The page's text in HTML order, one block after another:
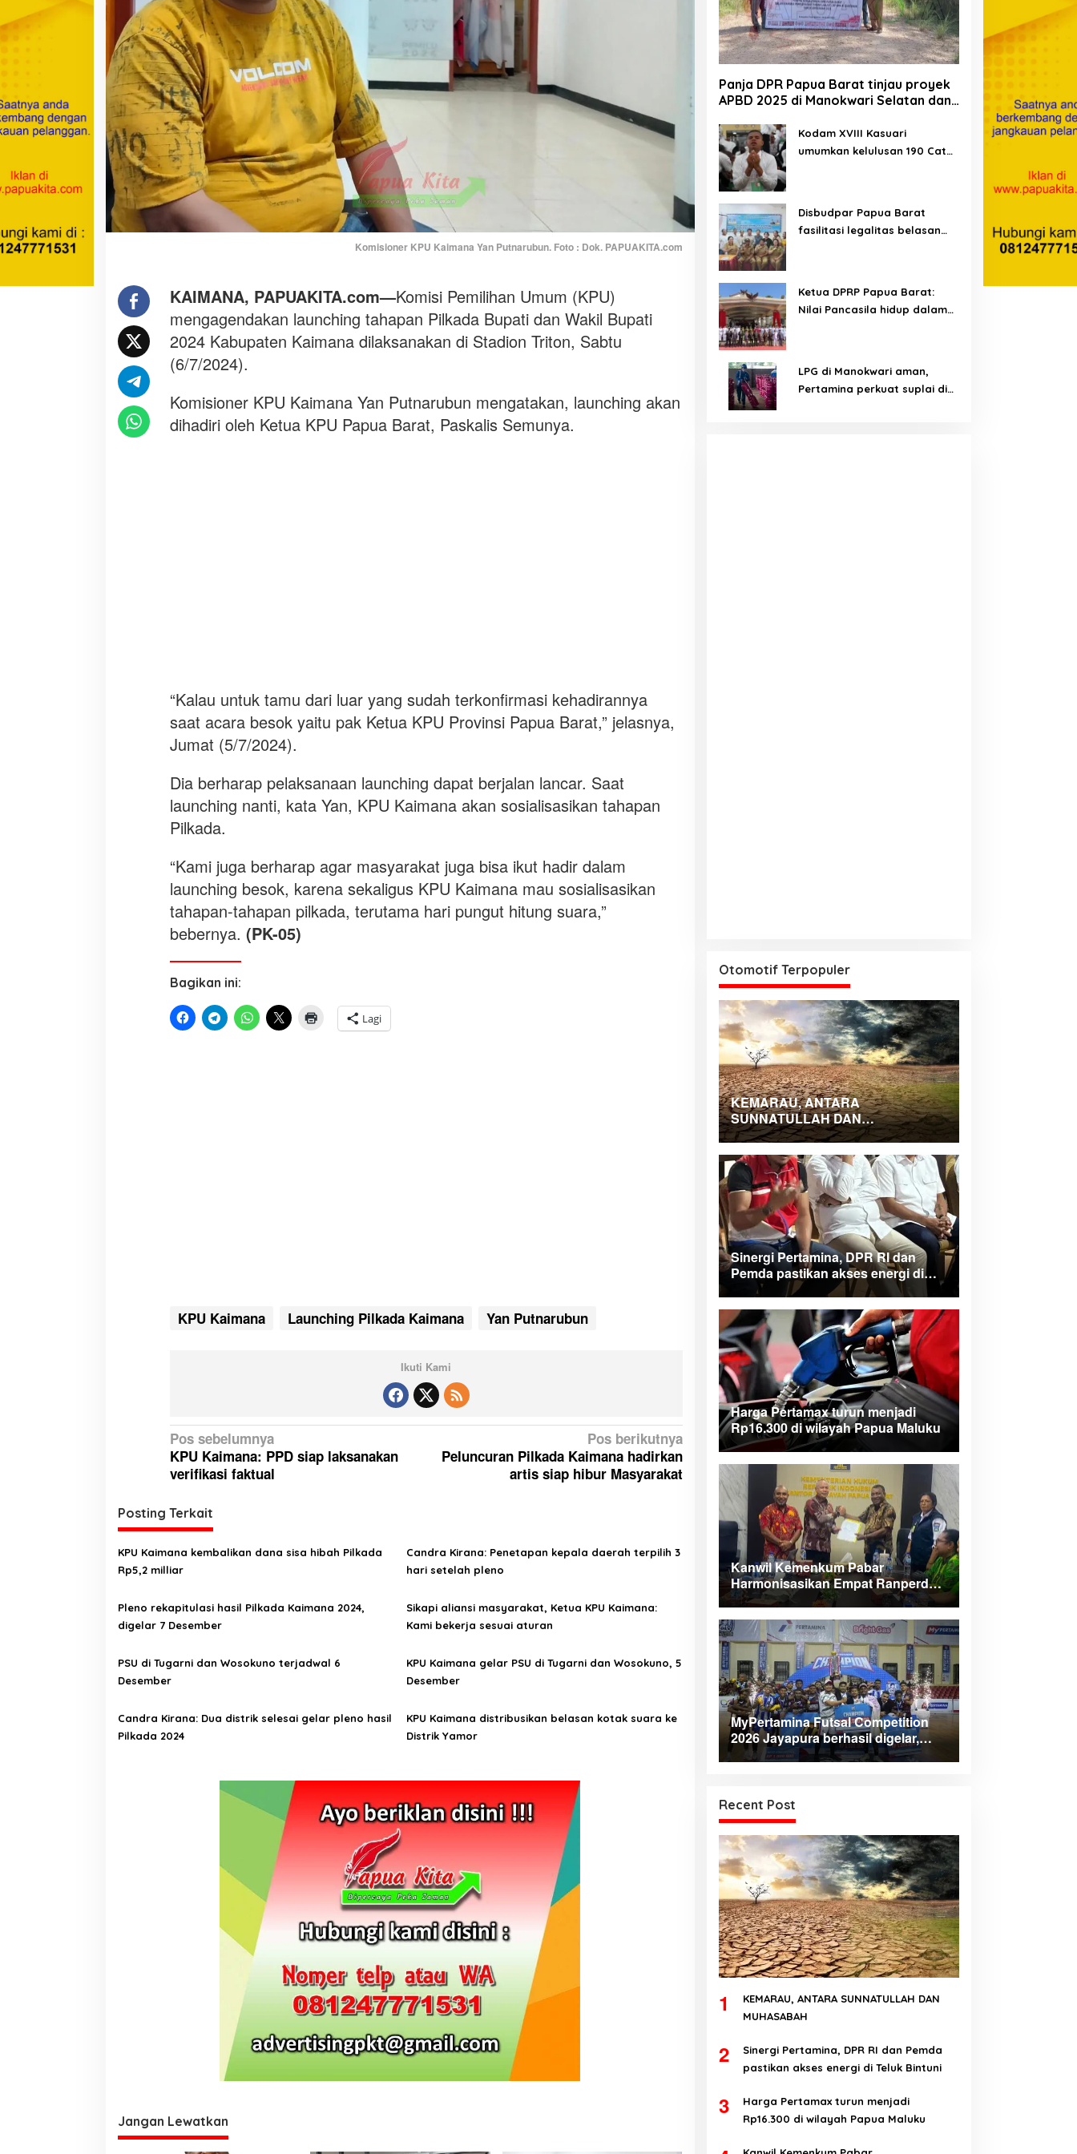
a
n
a
a
n
a
n
c
h
i
n
g
l
k
a
d
a
a
m
Komisioner KPU Kaimana Yan Putnarubun. Foto : Dok. PAPUAKITA.com
KAIMANA, PAPUAKITA.com—Komisi Pemilihan Umum (KPU)
mengagendakan launching tahapan Pilkada Bupati dan Wakil Bupati
2024 Kabupaten Kaimana dilaksanakan di Stadion Triton, Sabtu
(6/7/2024).
Komisioner KPU Kaimana Yan Putnarubun mengatakan, launching akan
dihadiri oleh Ketua KPU Papua Barat, Paskalis Semunya.
“Kalau untuk tamu dari luar yang sudah terkonfirmasi kehadirannya
saat acara besok yaitu pak Ketua KPU Provinsi Papua Barat,” jelasnya,
Jumat (5/7/2024).
Dia berharap pelaksanaan launching dapat berjalan lancar. Saat
launching nanti, kata Yan, KPU Kaimana akan sosialisasikan tahapan
Pilkada.
“Kami juga berharap agar masyarakat juga bisa ikut hadir dalam
launching besok, karena sekaligus KPU Kaimana mau sosialisasikan
tahapan-tahapan pilkada, terutama hari pungut hitung suara,”
bebernya. (PK-05)
Bagikan ini:
Lagi
KPU Kaimana Launching Pilkada Kaimana Yan Putnarubun
Ikuti Kami
N
a
v
i
g
a
s
i
p
s
Pos sebelumnya
KPU Kaimana: PPD siap laksanakan
verifikasi faktual
Pos berikutnya
Peluncuran Pilkada Kaimana hadirkan
artis siap hibur Masyarakat
Posting Terkait
KPU Kaimana kembalikan dana sisa hibah Pilkada
Rp5,2 milliar
Candra Kirana: Penetapan kepala daerah terpilih 3
hari setelah pleno
Pleno rekapitulasi hasil Pilkada Kaimana 2024,
digelar 7 Desember
Sikapi aliansi masyarakat, Ketua KPU Kaimana:
Kami bekerja sesuai aturan
PSU di Tugarni dan Wosokuno terjadwal 6
Desember
KPU Kaimana gelar PSU di Tugarni dan Wosokuno, 5
Desember
Candra Kirana: Dua distrik selesai gelar pleno hasil
Pilkada 2024
KPU Kaimana distribusikan belasan kotak suara ke
Distrik Yamor
Jangan Lewatkan
Panja DPR Papua Barat tinjau proyek
APBD 2025 di Manokwari Selatan dan
Kodam XVIII Kasuari
umumkan kelulusan 190 Cata
Disbudpar Papua Barat
fasilitasi legalitas belasan
Ketua DPRP Papua Barat:
Nilai Pancasila hidup dalam
LPG di Manokwari aman,
Pertamina perkuat suplai di
Otomotif Terpopuler
KEMARAU, ANTARA
SUNNATULLAH DAN
MUHASABAH
Sinergi Pertamina, DPR RI dan
Pemda pastikan akses energi di
Teluk Bintuni
Harga Pertamax turun menjadi
Rp16.300 di wilayah Papua Maluku
Kanwil Kemenkum Pabar
Harmonisasikan Empat Ranperda
Kabupaten Teluk Wondama
MyPertamina Futsal Competition
2026 Jayapura berhasil digelar,
dorong talenta muda berprestasi
Recent Post
1
KEMARAU, ANTARA SUNNATULLAH DAN
MUHASABAH
2
Sinergi Pertamina, DPR RI dan Pemda
pastikan akses energi di Teluk Bintuni
3
Harga Pertamax turun menjadi
Rp16.300 di wilayah Papua Maluku